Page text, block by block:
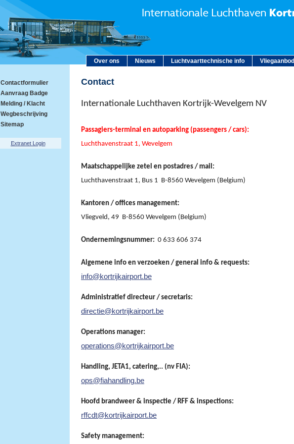
Over ons Nieuws Luchtvaarttechnische info Vliegaanbod
Contactformulier
Aanvraag Badge
Melding / Klacht
Wegbeschrijving
Sitemap
Extranet Login
Contact
Internationale Luchthaven Kortrijk-Wevelgem NV
Passagiers-terminal en autoparking (passengers / cars):
Luchthavenstraat 1, Wevelgem
Maatschappelijke zetel en postadres / mail:
Luchthavenstraat 1, Bus 1 B-8560 Wevelgem (Belgium)
Kantoren / offices management:
Vliegveld, 49 B-8560 Wevelgem (Belgium)
Ondernemingsnummer: 0 633 606 374
Algemene info en verzoeken / general info & requests:
info@kortrijkairport.be
Administratief directeur / secretaris:
directie@kortrijkairport.be
Operations manager:
operations@kortrijkairport.be
Handling, JETA1, catering,.. (nv FIA):
ops@fiahandling.be
Hoofd brandweer & inspectie / RFF & inspections:
rffcdt@kortrijkairport.be
Safety management: